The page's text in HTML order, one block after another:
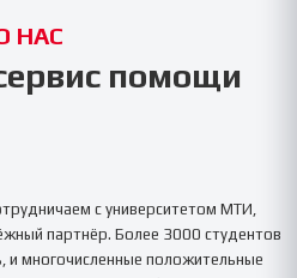
НАС
помощи
с университетом МТИ
партнёр. Более 3000 студентов
многочисленные положительные